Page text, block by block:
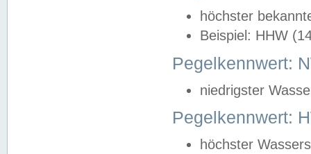
höchster
Beispiel: HHW
Pegelkennwert:
niedrigster
Pegelkennwert:
höchster